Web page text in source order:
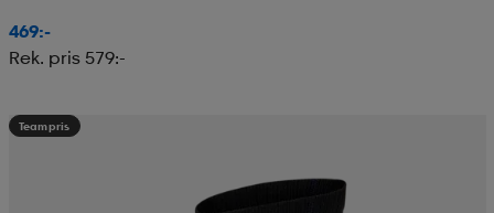
469:-
Rek. pris 579:-
Teampris